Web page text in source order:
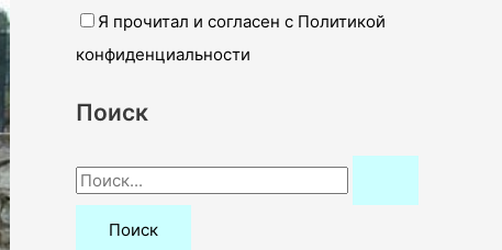
Я прочитал и согласен с Политикой
конфиденциальности
Поиск
П
о